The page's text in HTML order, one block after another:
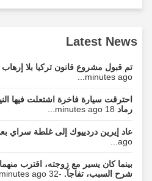
Latest News
تم قبول مشروع قانون تركيا بلا إرهاب
minutes ago...
احترقت سيارة فاخرة اشتعلت فيها
رماد18 minutes ago...
عاد إيرين دردييوك إلى غلطة سراي بعد 10 سنوات
ago...
بينما كان يسير مع زوجته، اقترب
شرح السبب، تفاجآ.-32 minutes ago...